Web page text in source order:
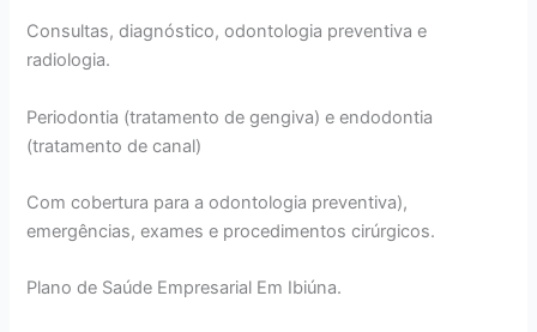
Consultas, diagnóstico, odontologia preventiva e
radiologia.
Periodontia (tratamento de gengiva) e endodontia
(tratamento de canal)
Com cobertura para a odontologia preventiva),
emergências, exames e procedimentos cirúrgicos.
Plano de Saúde Empresarial Em Ibiúna.